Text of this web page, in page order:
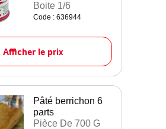
Boite 1/6
Code : 636944
Afficher le prix
Pâté berrichon 6
parts
Pièce De 700 G